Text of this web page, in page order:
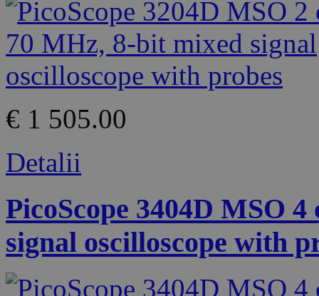
€ 1 505.00
Detalii
PicoScope 3404D MSO
signal oscilloscope with